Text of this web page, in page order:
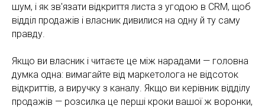
шум, і як зв'язати відкриття листа з угодою в CRM, щоб
відділ продажів і власник дивилися на одну й ту саму
правду.
Якщо ви власник і читаєте це між нарадами — головна
думка одна: вимагайте від маркетолога не відсоток
відкриттів, а виручку з каналу. Якщо ви керівник відділу
продажів — розсилка це перші кроки вашої ж воронки,